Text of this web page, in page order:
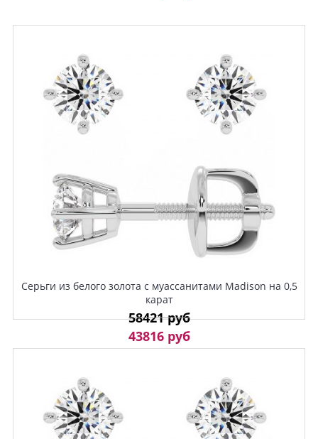
Серьги из белого золота с муассанитами Madison на 0,5
карат
58421 руб
43816 руб